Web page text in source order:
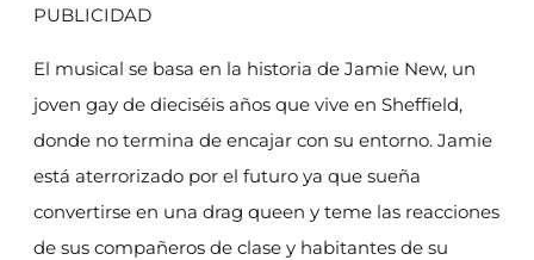
PUBLICIDAD
El musical se basa en la historia de Jamie New, un
joven gay de dieciséis años que vive en Sheffield,
donde no termina de encajar con su entorno. Jamie
está aterrorizado por el futuro ya que sueña
convertirse en una drag queen y teme las reacciones
de sus compañeros de clase y habitantes de su